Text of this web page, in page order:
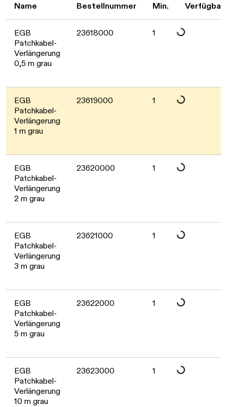
Name Bestellnummer Min.
EGB
Patchkabel-
Verlängerung
0,5 m grau
23618000 1 Daten werden
EGB
Patchkabel-
Verlängerung
1 m grau
23619000 1 Daten werden
EGB
Patchkabel-
Verlängerung
2 m grau
23620000 1 Daten werden
EGB
Patchkabel-
Verlängerung
3 m grau
23621000 1 Daten werden
EGB
Patchkabel-
Verlängerung
5 m grau
23622000 1 Daten werden
EGB
Patchkabel-
Verlängerung
10 m grau
23623000 1 Daten werden